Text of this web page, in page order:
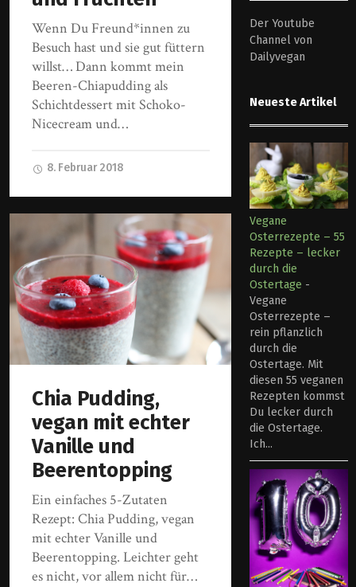
Wenn Du Freund*innen zu
Besuch hast und sie gut füttern
willst… Dann kommt mein
Beeren-Chiapudding als
Schichtdessert mit Schoko-
Nicecream und…
8. Februar 2018
Chia Pudding,
vegan mit echter
Vanille und
Beerentopping
Ein einfaches 5-Zutaten
Rezept: Chia Pudding, vegan
mit echter Vanille und
Beerentopping. Leichter geht
es nicht, vor allem nicht für…
Der Youtube
Channel von
Dailyvegan
Neueste Artikel
Vegane
Osterrezepte – 55
Rezepte – lecker
durch die
Ostertage -
Vegane
Osterrezepte –
rein pflanzlich
durch die
Ostertage. Mit
diesen 55 veganen
Rezepten kommst
Du lecker durch
die Ostertage.
Ich...